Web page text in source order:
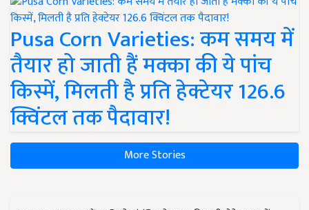
Pusa Corn Varieties: कम समय में
तैयार हो जाती हैं मक्का की ये पांच
किस्में, मिलती है प्रति हेक्टेयर 126.6
क्विंटल तक पैदावार!
More Stories